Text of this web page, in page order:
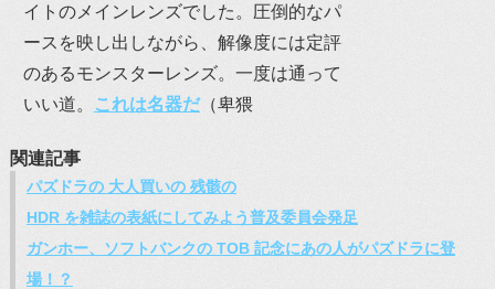
イトのメインレンズでした。圧倒的なパ
ースを映し出しながら、解像度には定評
のあるモンスターレンズ。一度は通って
いい道。
これは名器だ（卑猥
関連記事
パズドラの 大人買いの 残骸の
HDR を雑誌の表紙にしてみよう普及委員会発足
ガンホー、ソフトバンクの TOB 記念にあの人がパズドラに登
場！？